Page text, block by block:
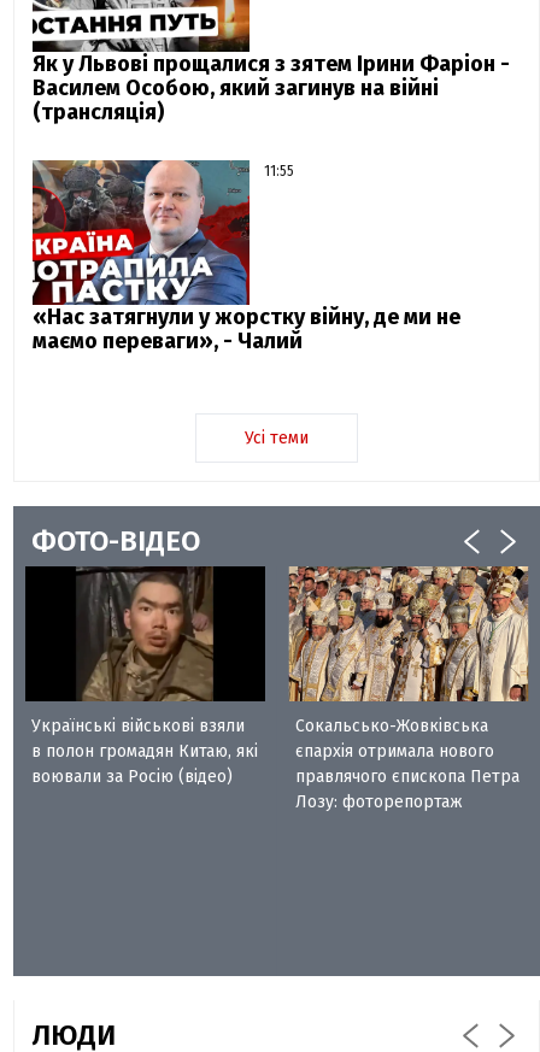
Як у Львові прощалися з зятем Ірини Фаріон -
Василем Особою, який загинув на війні
(трансляція)
11:55
«Нас затягнули у жорстку війну, де ми не
маємо переваги», - Чалий
Усі теми
ФОТО-ВІДЕО
Українські військові взяли
в полон громадян Китаю, які
воювали за Росію (відео)
Сокальсько-Жовківська
єпархія отримала нового
правлячого єпископа Петра
Лозу: фоторепортаж
ЛЮДИ